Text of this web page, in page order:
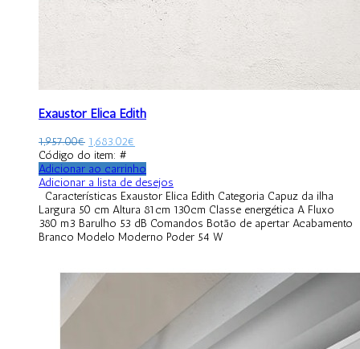
Exaustor Elica Edith
1,957.00€ 1,683.02€
Código do item: #
Adicionar ao carrinho
Adicionar a lista de desejos
Características Exaustor Elica Edith Categoria Capuz da ilha
Largura 50 cm Altura 81cm 130cm Classe energética A Fluxo
380 m3 Barulho 53 dB Comandos Botão de apertar Acabamento
Branco Modelo Moderno Poder 54 W